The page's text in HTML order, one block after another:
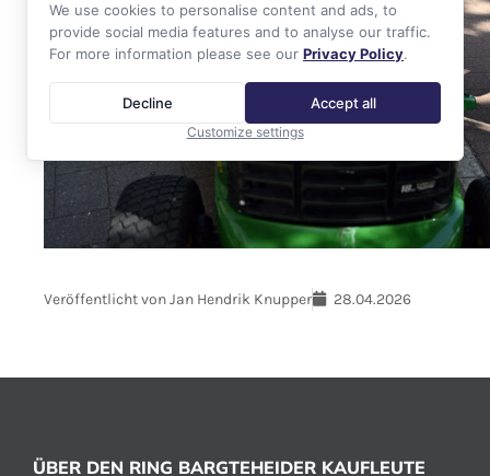
Veröffentlicht vonJan Hendrik Knupper 28.04.2026
ÜBER DEN RING BARGTEHEIDER KAUFLEUTE
We use cookies to personalise content and ads, to
provide social media features and to analyse our traffic.
For more information please see our Privacy Policy.
Accept all
Decline
Customize settings